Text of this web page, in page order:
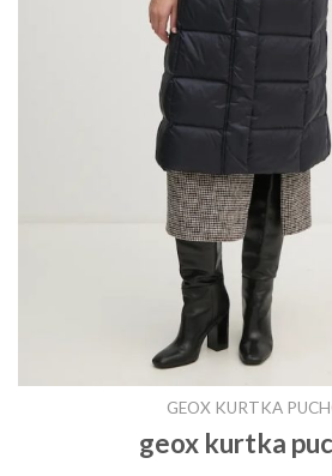
GEOX KURTKA
geox kurtka